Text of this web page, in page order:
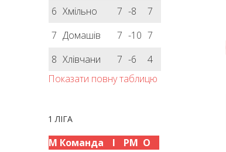
6 Хмільно 7 -8
7
7 Домашів 7 -10 7
8 Хлівчани 7 -6
4
Показати повну таблицю
1 ЛІГА
М Команда І РМ О